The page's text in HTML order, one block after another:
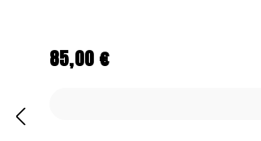
Regulärer Preis:
85,00 €